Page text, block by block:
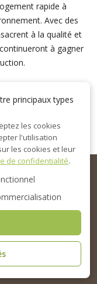
rapide à
Avec des
à la qualité et
à gagner
principaux types
les cookies
l'utilisation
les cookies et leur
de confidentialité.